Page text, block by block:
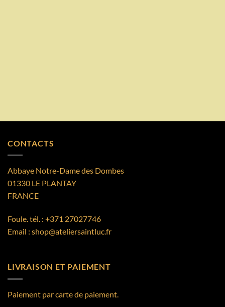
CONTACTS
Abbaye Notre-Dame des Dombes
01330 LE PLANTAY
FRANCE
Foule. tél. : +371 27027746
Email : shop@ateliersaintluc.fr
LIVRAISON ET PAIEMENT
Paiement par carte de paiement.